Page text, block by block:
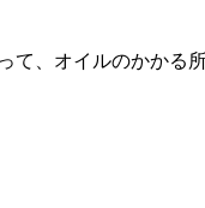
て、オイルのかかる